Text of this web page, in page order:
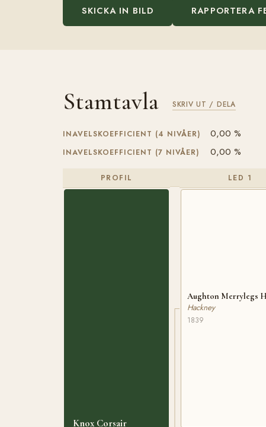
SKICKA IN BILD RAPPORTERA
Stamtavla SKRIV UT / DELA
INAVELSKOEFFICIENT (4 NIVÅER) 0,00 %
INAVELSKOEFFICIENT (7 NIVÅER) 0,00 %
PROFIL
Knox Corsair
LED 1
Aughton Merrylegs
Hackney
1839